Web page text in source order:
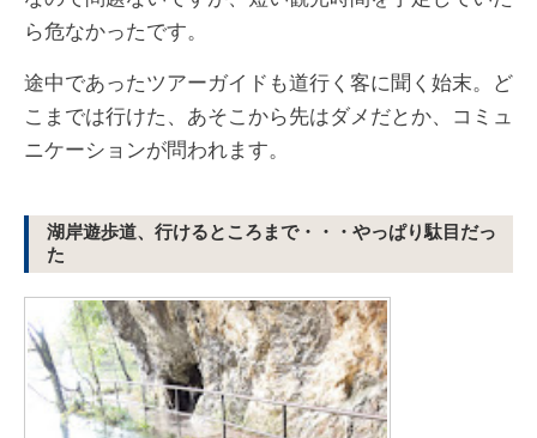
ら危なかったです。
途中であったツアーガイドも道行く客に聞く始末。ど
こまでは行けた、あそこから先はダメだとか、コミュ
ニケーションが問われます。
湖岸遊歩道、行けるところまで・・・やっぱり駄目だっ
た